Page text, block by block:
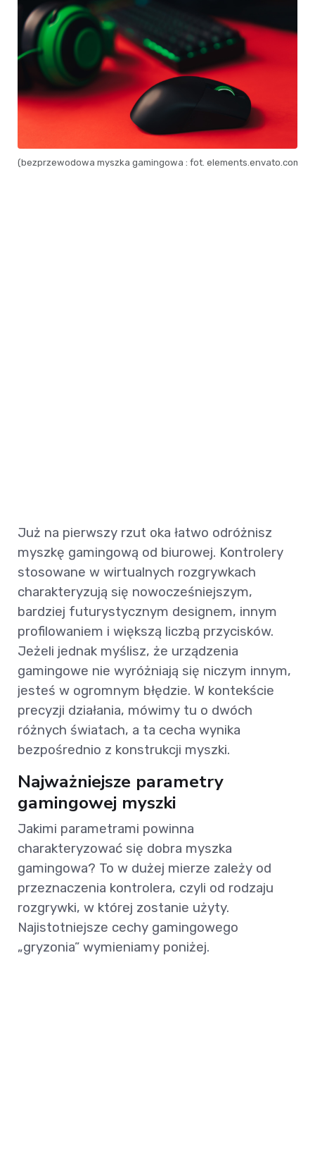
(bezprzewodowa myszka gamingowa : fot. elements.envato.com)
Już na pierwszy rzut oka łatwo odróżnisz
myszkę gamingową od biurowej. Kontrolery
stosowane w wirtualnych rozgrywkach
charakteryzują się nowocześniejszym,
bardziej futurystycznym designem, innym
profilowaniem i większą liczbą przycisków.
Jeżeli jednak myślisz, że urządzenia
gamingowe nie wyróżniają się niczym innym,
jesteś w ogromnym błędzie. W kontekście
precyzji działania, mówimy tu o dwóch
różnych światach, a ta cecha wynika
bezpośrednio z konstrukcji myszki.
Najważniejsze parametry
gamingowej myszki
Jakimi parametrami powinna
charakteryzować się dobra myszka
gamingowa? To w dużej mierze zależy od
przeznaczenia kontrolera, czyli od rodzaju
rozgrywki, w której zostanie użyty.
Najistotniejsze cechy gamingowego
„gryzonia” wymieniamy poniżej.